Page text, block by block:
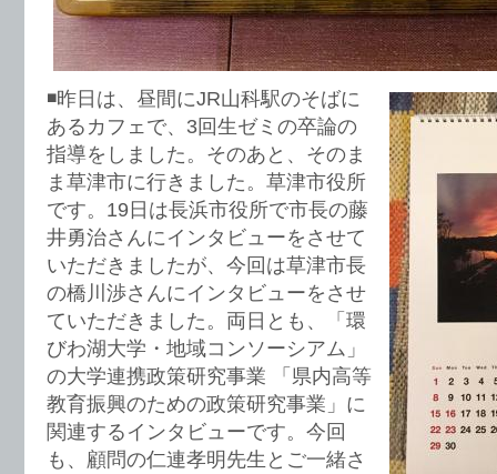
◾️昨日は、昼間にJR山科駅のそばに
あるカフェで、3回生ゼミの卒論の
指導をしました。そのあと、そのま
ま草津市に行きました。草津市役所
です。19日は長浜市役所で市長の藤
井勇治さんにインタビューをさせて
いただきましたが、今回は草津市長
の橋川渉さんにインタビューをさせ
ていただきました。両日とも、「環
びわ湖大学・地域コンソーシアム」
の大学連携政策研究事業 「県内高等
教育振興のための政策研究事業」に
関連するインタビューです。今回
も、顧問の仁連孝明先生とご一緒さ